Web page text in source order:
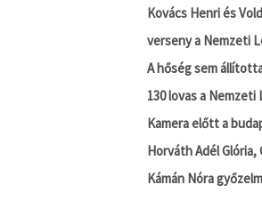
Kovács Henri és
verseny a Nemzeti
A hőség sem
130 lovas a Nemzeti
Kamera előtt a
Horváth Adél Glória,
Kámán Nóra